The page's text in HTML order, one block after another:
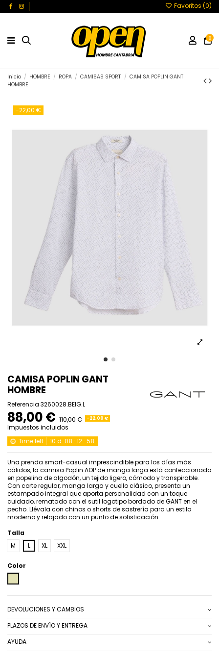
Favoritos (0)
0
Inicio HOMBRE ROPA CAMISAS SPORT
CAMISA POPLIN GANT
HOMBRE
-22,00 €
CAMISA POPLIN GANT
HOMBRE
Referencia 3260028.BEIG.L
88,00 € 110,00 € -22,00 €
Impuestos incluidos
Time left
10 d. 08 :12 :58
Una prenda smart-casual imprescindible para los días más
cálidos, la camisa Poplin AOP de manga larga está confeccionada
en popelina de algodón, un tejido ligero, cómodo y transpirable.
Con corte regular, manga larga y cuello clásico, presenta un
estampado integral que aporta personalidad con un toque
cuidado, rematado con el sutil logotipo bordado de GANT en el
pecho. Llévala con chinos o shorts de sastrería para un estilo
moderno y relajado con un punto de sofisticación.
Talla
M
L XL XXL
Color
DEVOLUCIONES Y CAMBIOS
PLAZOS DE ENVÍO Y ENTREGA
AYUDA